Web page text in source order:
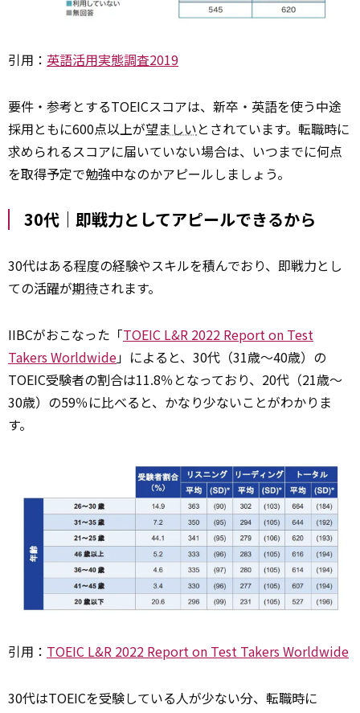
引用： 英語活用実態調査2019
要件・参考とするTOEICスコアは、新卒・英語を使う中途
採用ともに600点以上が望ましいとされています。転職時に
求められるスコアに届いていない場合は、いつまでに何点
を取得予定で勉強中なのかアピールしましょう。
30代｜即戦力としてアピールできるから
30代はある程度の経験やスキルを積んでおり、即戦力とし
ての活躍が期待されます。
IIBCがおこなった「TOEIC L&R 2022 Report on Test
Takers Worldwide」によると、30代（31歳〜40歳）の
TOEIC受験者の割合は11.8％となっており、20代（21歳〜
30歳）の59％に比べると、かなり少ないことがわかりま
す。
引用： TOEIC L&R 2022 Report on Test Takers Worldwide
30代はTOEICを受験している人が少ない分、転職時に